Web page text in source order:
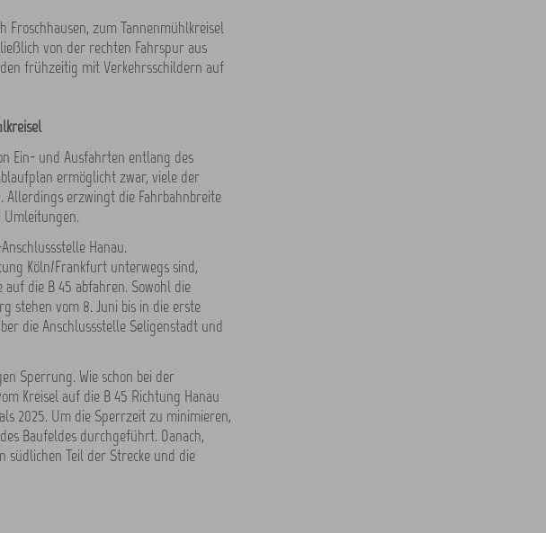
zum Tannenmühlkreisel
von der rechten Fahrspur aus
frühzeitig mit Verkehrsschildern auf
Ein- und Ausfahrten entlang des
ermöglicht zwar, viele der
erzwingt die Fahrbahnbreite
Hanau.
Köln/Frankfurt unterwegs sind,
die B 45 abfahren. Sowohl die
stehen vom 8. Juni bis in die erste
die Anschlussstelle Seligenstadt und
Sperrung. Wie schon bei der
Kreisel auf die B 45 Richtung Hanau
2025. Um die Sperrzeit zu minimieren,
Baufeldes durchgeführt. Danach,
südlichen Teil der Strecke und die